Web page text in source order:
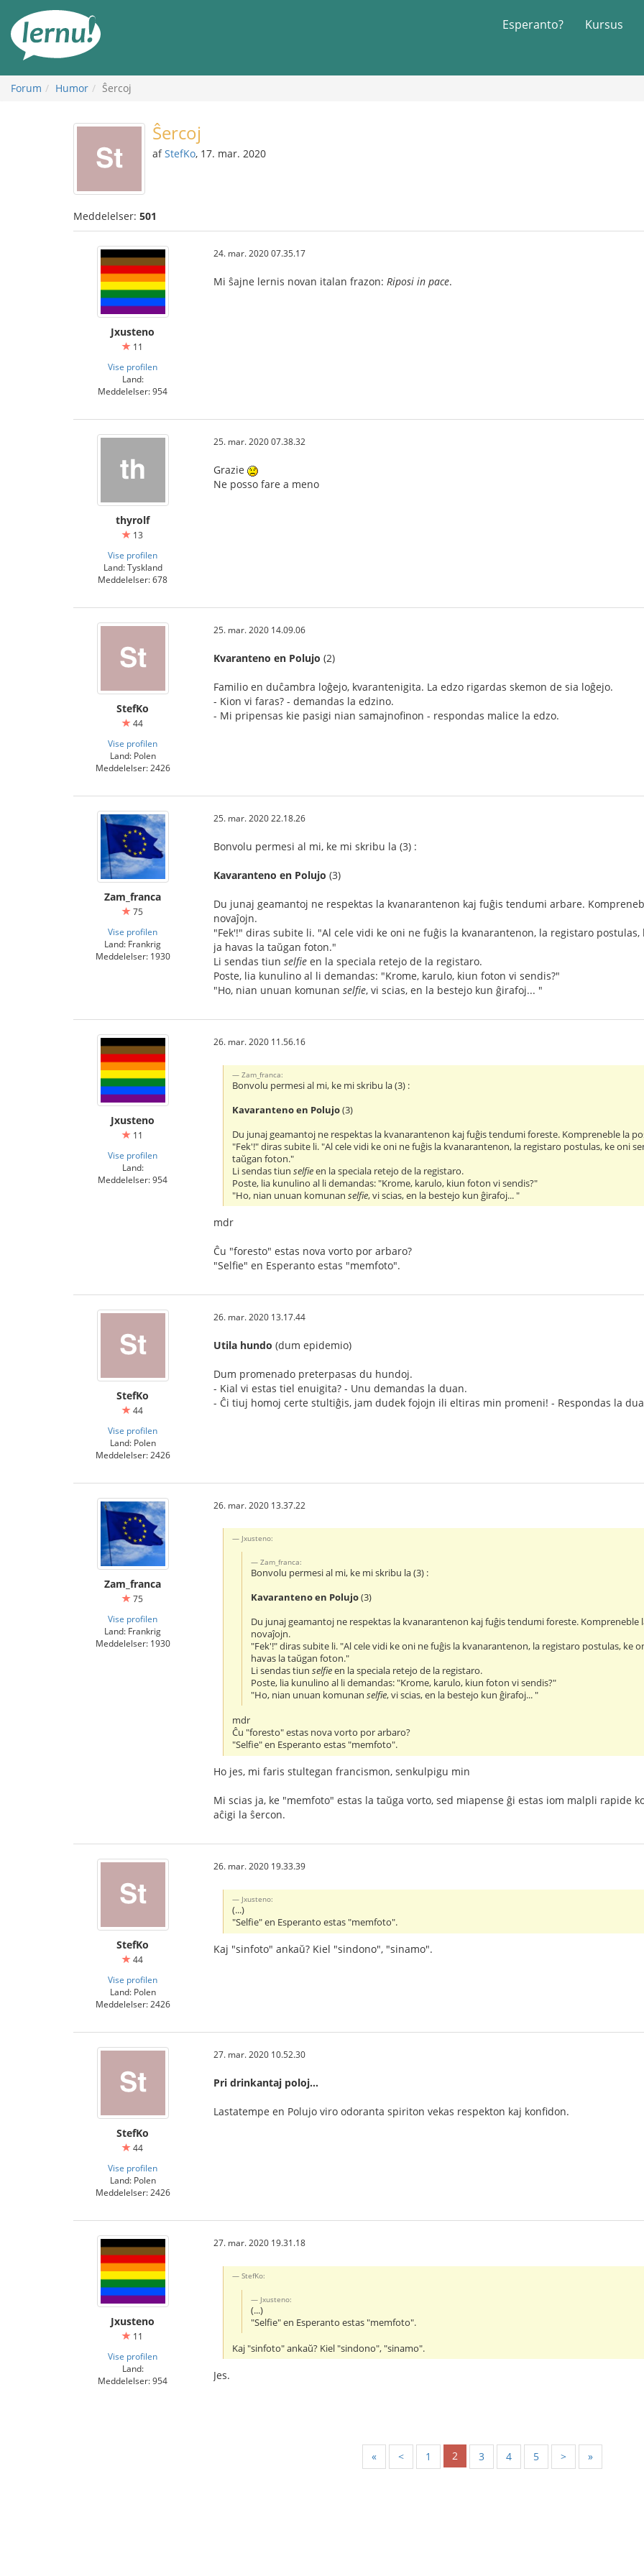
indholdet
Esperanto? Kursus
Forum Humor Ŝercoj
Ŝercoj
afStefKo, 17. mar. 2020
Meddelelser: 501
Jxusteno
11
Vise profilen
Land:
Meddelelser: 954
24. mar. 2020 07.35.17
Mi ŝajne lernis novan italan frazon: Riposi in pace.
thyrolf
13
Vise profilen
Land: Tyskland
Meddelelser: 678
25. mar. 2020 07.38.32
Grazie
Ne posso fare a meno
StefKo
44
Vise profilen
Land: Polen
Meddelelser: 2426
25. mar. 2020 14.09.06
Kvaranteno en Polujo (2)
Familio en duĉambra loĝejo, kvarantenigita. La edzo rigardas skemon de sia loĝejo.
- Kion vi faras? - demandas la edzino.
- Mi pripensas kie pasigi nian samajnofinon - respondas malice la edzo.
Zam_franca
75
Vise profilen
Land: Frankrig
Meddelelser: 1930
25. mar. 2020 22.18.26
Bonvolu permesi al mi, ke mi skribu la (3) :
Kavaranteno en Polujo (3)
Du junaj geamantoj ne respektas la kvanarantenon kaj fuĝis tendumi arbare.
novaĵojn.
"Fek'!" diras subite li. "Al cele vidi ke oni ne fuĝis la kvanarantenon, la registaro
ja havas la taŭgan foton."
Li sendas tiun selfie en la speciala retejo de la registaro.
Poste, lia kunulino al li demandas: "Krome, karulo, kiun foton vi sendis?"
"Ho, nian unuan komunan selfie, vi scias, en la bestejo kun ĝirafoj... "
Jxusteno
11
Vise profilen
Land:
Meddelelser: 954
26. mar. 2020 11.56.16
Zam_franca:
Bonvolu permesi al mi, ke mi skribu la (3) :
Kavaranteno en Polujo(3)
Du junaj geamantoj ne respektas la kvanarantenon kaj fuĝis tendumi foreste. Kompreneble la
"Fek'!" diras subite li. "Al cele vidi ke oni ne fuĝis la kvanarantenon, la registaro postulas, ke oni
taŭgan foton."
Li sendas tiunselfieen la speciala retejo de la registaro.
Poste, lia kunulino al li demandas: "Krome, karulo, kiun foton vi sendis?"
"Ho, nian unuan komunanselfie, vi scias, en la bestejo kun ĝirafoj... "
mdr
Ĉu "foresto" estas nova vorto por arbaro?
"Selfie" en Esperanto estas "memfoto".
StefKo
44
Vise profilen
Land: Polen
Meddelelser: 2426
26. mar. 2020 13.17.44
Utila hundo (dum epidemio)
Dum promenado preterpasas du hundoj.
- Kial vi estas tiel enuigita? - Unu demandas la duan.
- Ĉi tiuj homoj certe stultiĝis, jam dudek fojojn ili eltiras min promeni! - Respondas la
Zam_franca
75
Vise profilen
Land: Frankrig
Meddelelser: 1930
26. mar. 2020 13.37.22
Jxusteno:
Zam_franca:
Bonvolu permesi al mi, ke mi skribu la (3) :
Kavaranteno en Polujo(3)
Du junaj geamantoj ne respektas la kvanarantenon kaj fuĝis tendumi foreste. Kompreneble
novaĵojn.
"Fek'!" diras subite li. "Al cele vidi ke oni ne fuĝis la kvanarantenon, la registaro postulas, ke
havas la taŭgan foton."
Li sendas tiunselfieen la speciala retejo de la registaro.
Poste, lia kunulino al li demandas: "Krome, karulo, kiun foton vi sendis?"
"Ho, nian unuan komunanselfie, vi scias, en la bestejo kun ĝirafoj... "
mdr
Ĉu "foresto" estas nova vorto por arbaro?
"Selfie" en Esperanto estas "memfoto".
Ho jes, mi faris stultegan francismon, senkulpigu min
Mi scias ja, ke "memfoto" estas la taŭga vorto, sed miapense ĝi estas iom malpli rapide
aĉigi la ŝercon.
StefKo
44
Vise profilen
Land: Polen
Meddelelser: 2426
26. mar. 2020 19.33.39
Jxusteno:
(...)
"Selfie" en Esperanto estas "memfoto".
Kaj "sinfoto" ankaŭ? Kiel "sindono", "sinamo".
StefKo
44
Vise profilen
Land: Polen
Meddelelser: 2426
27. mar. 2020 10.52.30
Pri drinkantaj poloj...
Lastatempe en Polujo viro odoranta spiriton vekas respekton kaj konfidon.
Jxusteno
11
Vise profilen
Land:
Meddelelser: 954
27. mar. 2020 19.31.18
StefKo:
Jxusteno:
(...)
"Selfie" en Esperanto estas "memfoto".
Kaj "sinfoto" ankaŭ? Kiel "sindono", "sinamo".
Jes.
« < 1 2 3 4 5 > »